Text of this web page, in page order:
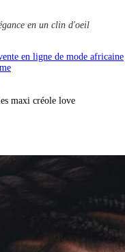
en un clin d'oeil
en ligne de mode africaine
maxi créole love